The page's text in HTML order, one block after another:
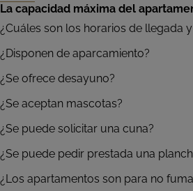
La capacidad máxima del
¿Cuáles son los horarios de llegada
¿Disponen de aparcamiento?
¿Se ofrece desayuno?
¿Se aceptan mascotas?
¿Se puede solicitar una cuna?
¿Se puede pedir prestada una
¿Los apartamentos son para no